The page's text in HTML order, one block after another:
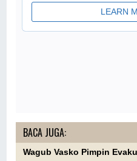
BACA JUGA:
Wagub Vasko Pimpin